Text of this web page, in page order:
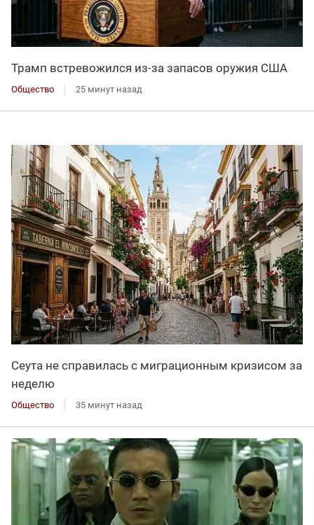
Трамп встревожился из-за запасов оружия США
Общество 25 минут назад
Сеута не справилась с миграционным кризисом за
неделю
Общество 35 минут назад